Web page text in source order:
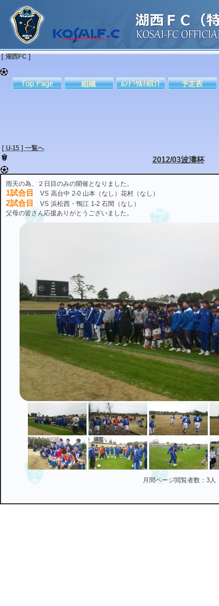
[ 湖西FC ]
[ U-15 ] 一覧へ
2012/03波濤杯
雨天の為、２日目のみの開催となりました。
1試合目 VS 高台中 2-0 山本（なし）花村（なし）
2試合目
VS 浜松西・鴨江 1-2 石間（なし）
父母の皆さん応援ありがとうございました。
月間ページ閲覧者数：3人